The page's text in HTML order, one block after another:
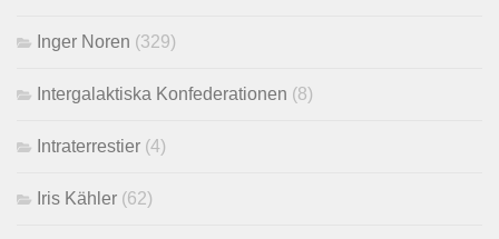
Inger Noren (329)
Intergalaktiska Konfederationen (8)
Intraterrestier (4)
Iris Kähler (62)